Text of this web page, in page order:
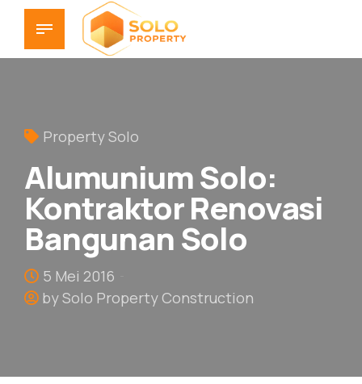
Property Solo
Alumunium Solo:
Kontraktor Renovasi
Bangunan Solo
5 Mei 2016
by Solo Property Construction